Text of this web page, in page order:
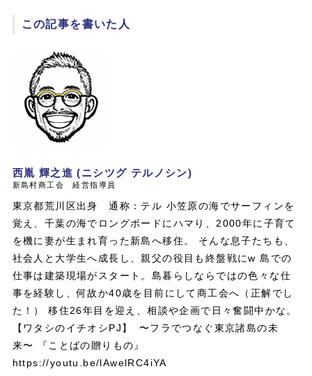
この記事を書いた人
西胤 輝之進 (ニシツグ テルノシン)
新島村商工会 経営指導員
東京都荒川区出身 通称：テル 小笠原の海でサーフィンを
覚え、千葉の海でロングボードにハマり、2000年に子育て
を機に妻が生まれ育った新島へ移住。 そんな息子たちも、
社会人と大学生へ成長し、親父の役目も終盤戦にw 島での
仕事は建築現場がスタート。島暮らしならではの色々な仕
事を経験し、何故か40歳を目前にして商工会へ（正解でし
た！） 移住26年目を迎え、相談や企画で日々奮闘中かな。
【ワタシのイチオシPJ】 〜フラでつなぐ東京諸島の未
来〜 『ことばの贈りもの』
https://youtu.be/lAwelRC4iYA